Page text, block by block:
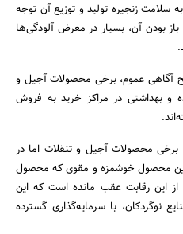
سلامت زنجیره تولید و توزیع آن توجه
بودن آن، بسیار در معرض آلودگی‌ها
آگاهی عموم، برخی محصولات آجیل و
و بهداشتی در مراکز خرید به فروش
محصولات آجیل و تنقلات اما در
محصول خوشمزه و مقوی که محصول
این رقابت عقب مانده است که این
نوگردکان، با سرمایه‌گذاری گسترده